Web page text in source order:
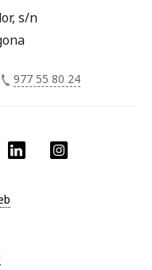
LinkedIn
s/n
977 55 80 24